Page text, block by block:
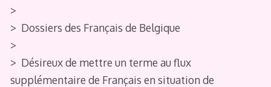
>
> Dossiers des Français de Belgique
>
> Désireux de mettre un terme au flux
supplémentaire de Français en situation de